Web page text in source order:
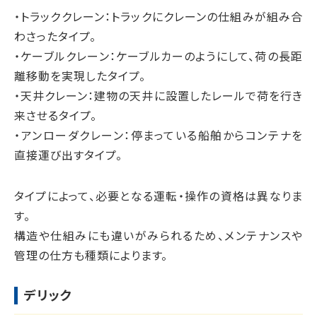
・トラッククレーン：トラックにクレーンの仕組みが組み合
わさったタイプ。
・ケーブルクレーン：ケーブルカーのようにして、荷の長距
離移動を実現したタイプ。
・天井クレーン：建物の天井に設置したレールで荷を行き
来させるタイプ。
・アンローダクレーン：停まっている船舶からコンテナを
直接運び出すタイプ。
タイプによって、必要となる運転・操作の資格は異なりま
す。
構造や仕組みにも違いがみられるため、メンテナンスや
管理の仕方も種類によります。
デリック